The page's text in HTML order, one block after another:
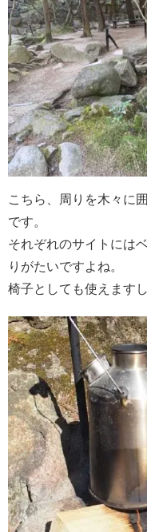
こちら、周りを木々に
です。
それぞれのサイトには
りがたいですよね。
椅子としても使えます